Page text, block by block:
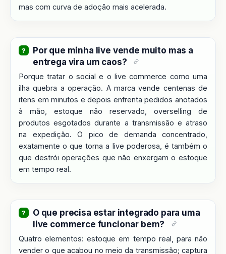
mas com curva de adoção mais acelerada.
Por que minha live vende muito mas a
entrega vira um caos?
Porque tratar o social e o live commerce como uma
ilha quebra a operação. A marca vende centenas de
itens em minutos e depois enfrenta pedidos anotados
à mão, estoque não reservado, overselling de
produtos esgotados durante a transmissão e atraso
na expedição. O pico de demanda concentrado,
exatamente o que torna a live poderosa, é também o
que destrói operações que não enxergam o estoque
em tempo real.
O que precisa estar integrado para uma
live commerce funcionar bem?
Quatro elementos: estoque em tempo real, para não
vender o que acabou no meio da transmissão; captura